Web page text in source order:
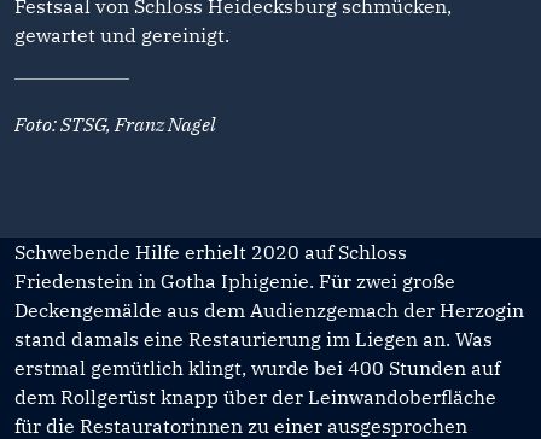
Festsaal von Schloss Heidecksburg schmücken,
gewartet und gereinigt.
Foto: STSG, Franz Nagel
Schwebende Hilfe erhielt 2020 auf Schloss
Friedenstein in Gotha Iphigenie. Für zwei große
Deckengemälde aus dem Audienzgemach der Herzogin
stand damals eine Restaurierung im Liegen an. Was
erstmal gemütlich klingt, wurde bei 400 Stunden auf
dem Rollgerüst knapp über der Leinwandoberfläche
für die Restauratorinnen zu einer ausgesprochen